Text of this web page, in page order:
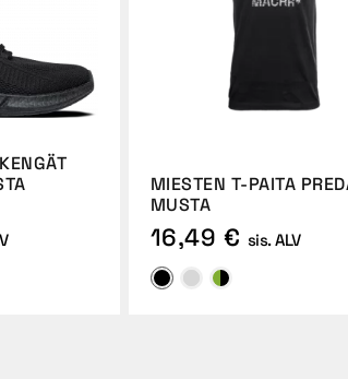
MIESTEN T-PAITA
MUSTA
16,49 € sis. ALV